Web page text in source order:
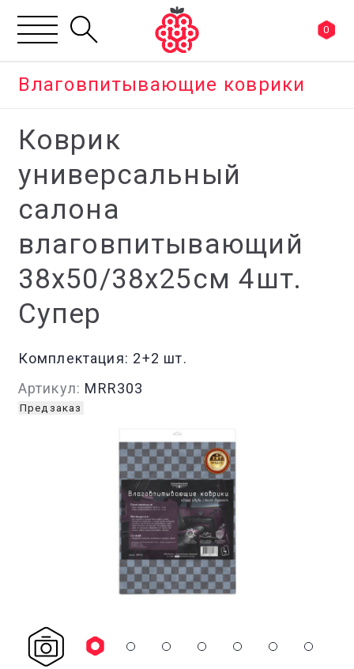
0
Влаговпитывающие коврики
Коврик
универсальный
салона
влаговпитывающий
38х50/38х25см 4шт.
Супер
Комплектация: 2+2 шт.
Артикул: MRR303
Предзаказ